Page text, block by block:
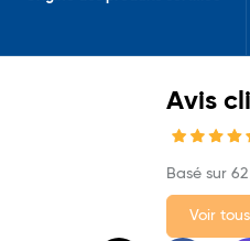
Avis
Basé sur 62
Voir